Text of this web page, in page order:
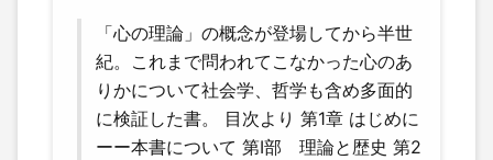
「心の理論」の概念が登場してから半世
紀。これまで問われてこなかった心のあ
りかについて社会学、哲学も含め多面的
に検証した書。 目次より 第1章 はじめに
ーー本書について 第I部 理論と歴史 第2